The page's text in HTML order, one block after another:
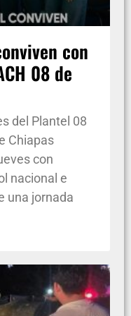
con
08 de
del Plantel 08
Chiapas
con
nacional e
una jornada